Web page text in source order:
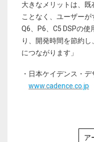
大きなメリットは、
ことなく、ユーザー
Q6、P6、C5 DSPの
り、開発時間を節約
につながります」
・日本ケイデンス・
www.cadence.co.jp
ア